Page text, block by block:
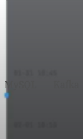
MySQL